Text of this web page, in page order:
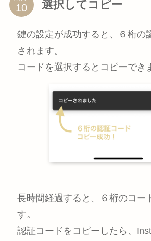
選択してコピー
鍵の設定が成功すると、６桁の
されます。
コードを選択するとコピーでき
長時間経過すると、６桁のコー
す。
認証コードをコピーしたら、